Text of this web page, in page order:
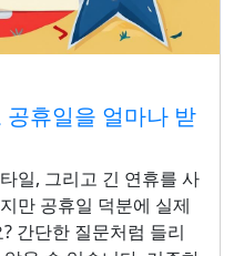
휴일을 얼마나 받
일, 그리고 긴 연휴를 사
만 공휴일 덕분에 실제
간단한 질문처럼 들리